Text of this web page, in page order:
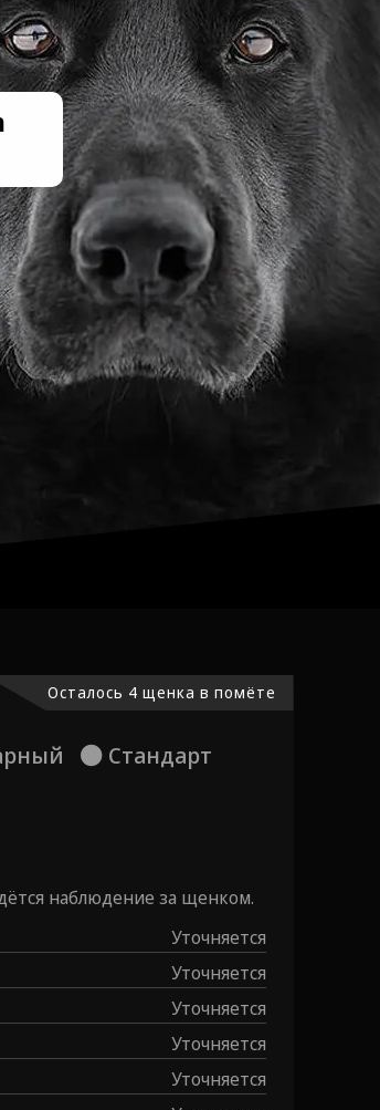
Стандарт
наблюдение за щенком.
Уточняется
Уточняется
Уточняется
Уточняется
Уточняется
Осталось 4 щенка в помёте